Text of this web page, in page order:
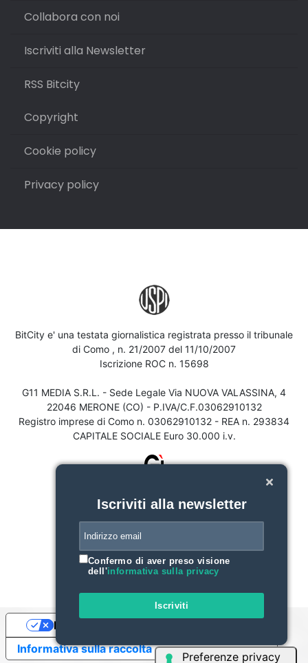
Collabora con noi
Iscriviti alla Newsletter
RSS Bitcity
Copyright
Cookie policy
Privacy policy
BitCity e' una testata giornalistica registrata presso il tribunale
di Como , n. 21/2007 del 11/10/2007
Iscrizione ROC n. 15698
G11 MEDIA S.R.L. - Sede Legale Via NUOVA VALASSINA, 4
22046 MERONE (CO) - P.IVA/C.F.03062910132
Registro imprese di Como n. 03062910132 - REA n. 293834
CAPITALE SOCIALE Euro 30.000 i.v.
Iscriviti alla newsletter
Confermo di aver preso visione
dell'informativa sulla privacy
Iscriviti
Informativa sulla raccolta
Le tue preferenze relative alla privacy